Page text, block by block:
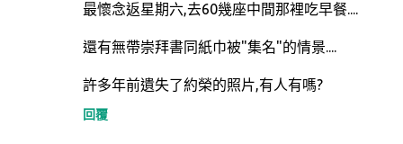
最懷念返星期六,去60幾座中間那裡吃早餐....
還有無帶崇拜書同紙巾被"集名"的情景....
許多年前遺失了約榮的照片,有人有嗎?
回覆